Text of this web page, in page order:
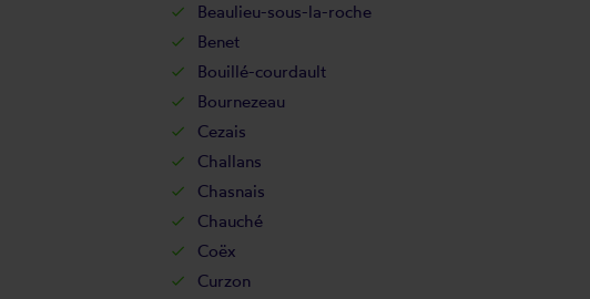
Beaulieu-sous-la-roche
Benet
Bouillé-courdault
Bournezeau
Cezais
Challans
Chasnais
Chauché
Coëx
Curzon